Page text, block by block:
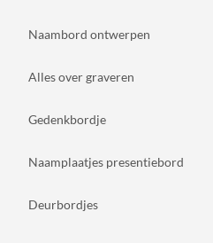
Naambord ontwerpen
Alles over graveren
Gedenkbordje
Naamplaatjes presentiebord
Deurbordjes